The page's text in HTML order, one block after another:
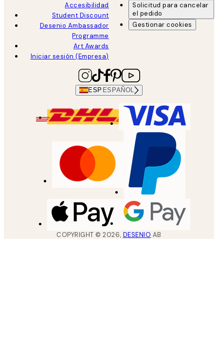
Accesibilidad
Student Discount
Desenio Ambassador
Programme
Art Awards
Iniciar sesión (Empresa)
Solicitud para cancelar
el pedido
Gestionar cookies
ESP ESPAÑOL
COPYRIGHT ©2026, DESENIO AB